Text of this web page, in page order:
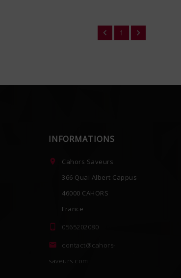
 1 
INFORMATIONS

Cahors Saveurs
366 Quai Albert Cappus
46000 CAHORS
France
 0565202080

contact@cahors-
saveurs.com